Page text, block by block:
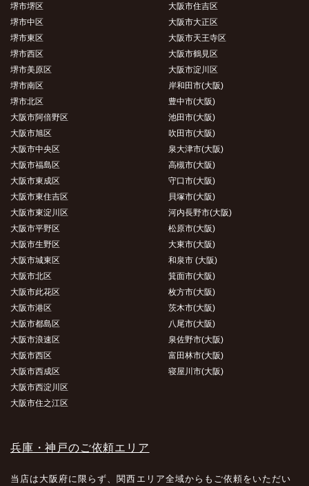
堺市堺区
堺市中区
堺市東区
堺市西区
堺市美原区
堺市南区
堺市北区
大阪市阿倍野区
大阪市旭区
大阪市中央区
大阪市福島区
大阪市東成区
大阪市東住吉区
大阪市東淀川区
大阪市平野区
大阪市生野区
大阪市城東区
大阪市北区
大阪市此花区
大阪市港区
大阪市都島区
大阪市浪速区
大阪市西区
大阪市西成区
大阪市西淀川区
大阪市住之江区
大阪市住吉区
大阪市大正区
大阪市天王寺区
大阪市鶴見区
大阪市淀川区
岸和田市(大阪)
豊中市(大阪)
池田市(大阪)
吹田市(大阪)
泉大津市(大阪)
高槻市(大阪)
守口市(大阪)
貝塚市(大阪)
河内長野市(大阪)
松原市(大阪)
大東市(大阪)
和泉市 (大阪)
箕面市(大阪)
枚方市(大阪)
茨木市(大阪)
八尾市(大阪)
泉佐野市(大阪)
富田林市(大阪)
寝屋川市(大阪)
兵庫・神戸のご依頼エリア
当店は大阪府に限らず、関西エリア全域からもご依頼をいただい